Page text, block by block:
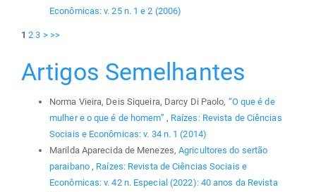
Econômicas: v. 25 n. 1 e 2 (2006)
1 2 3 > >>
Artigos Semelhantes
Norma Vieira, Deis Siqueira, Darcy Di Paolo, “O que é de
mulher e o que é de homem” , Raízes: Revista de Ciências
Sociais e Econômicas: v. 34 n. 1 (2014)
Marilda Aparecida de Menezes,Agricultores do sertão
paraibano , Raízes: Revista de Ciências Sociais e
Econômicas: v. 42 n. Especial (2022): 40 anos da Revista